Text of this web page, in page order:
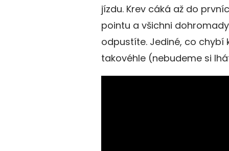
jízdu. Krev cáká až do
pointu a všichni
odpustíte. Jediné, co chybí
takovéhle (nebudeme si